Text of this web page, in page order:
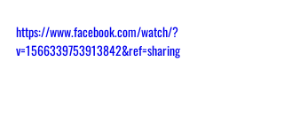
https://www.facebook.com/watch/?
v=1566339753913842&ref=sharing